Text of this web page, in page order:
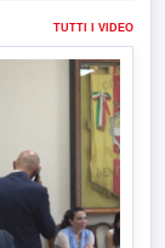
TUTTI I VIDEO